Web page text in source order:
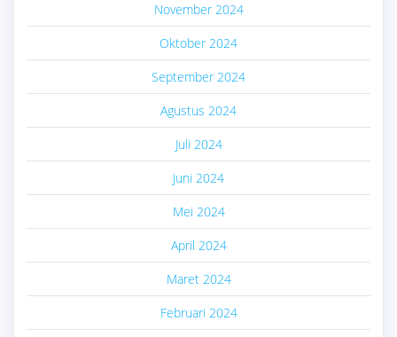
November 2024
Oktober 2024
September 2024
Agustus 2024
Juli 2024
Juni 2024
Mei 2024
April 2024
Maret 2024
Februari 2024